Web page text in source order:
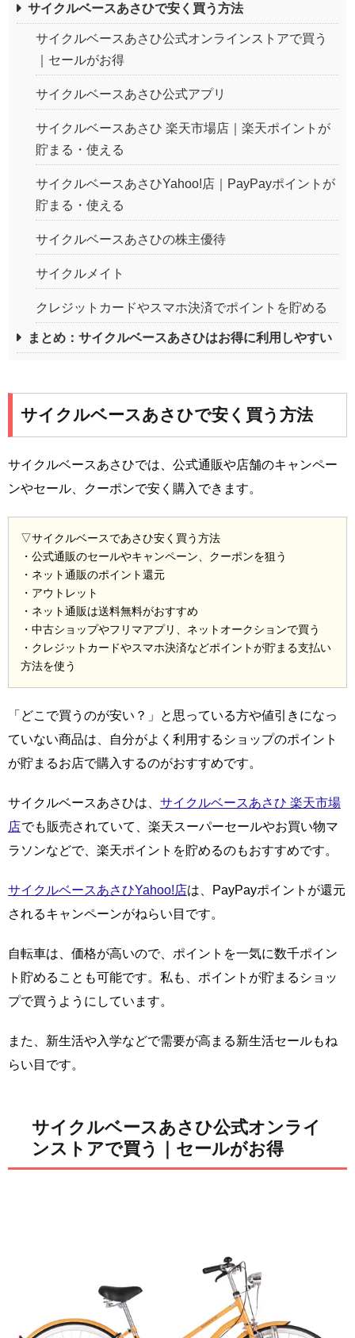
サイクルベースあさひで安く買う方法
サイクルベースあさひ公式オンラインストアで買う
｜セールがお得
サイクルベースあさひ公式アプリ
サイクルベースあさひ 楽天市場店｜楽天ポイントが
貯まる・使える
サイクルベースあさひYahoo!店｜PayPayポイントが
貯まる・使える
サイクルベースあさひの株主優待
サイクルメイト
クレジットカードやスマホ決済でポイントを貯める
まとめ：サイクルベースあさひはお得に利用しやすい
サイクルベースあさひで安く買う方法
サイクルベースあさひでは、公式通販や店舗のキャンペー
ンやセール、クーポンで安く購入できます。
▽サイクルベースであさひ安く買う方法
・公式通販のセールやキャンペーン、クーポンを狙う
・ネット通販のポイント還元
・アウトレット
・ネット通販は送料無料がおすすめ
・中古ショップやフリマアプリ、ネットオークションで買う
・クレジットカードやスマホ決済などポイントが貯まる支払い
方法を使う
「どこで買うのが安い？」と思っている方や値引きになっ
ていない商品は、自分がよく利用するショップのポイント
が貯まるお店で購入するのがおすすめです。
サイクルベースあさひは、 サイクルベースあさひ 楽天市場
店でも販売されていて、楽天スーパーセールやお買い物マ
ラソンなどで、楽天ポイントを貯めるのもおすすめです。
サイクルベースあさひYahoo!店は、PayPayポイントが還元
されるキャンペーンがねらい目です。
自転車は、価格が高いので、ポイントを一気に数千ポイン
ト貯めることも可能です。私も、ポイントが貯まるショッ
プで買うようにしています。
また、新生活や入学などで需要が高まる新生活セールもね
らい目です。
サイクルベースあさひ公式オンライ
ンストアで買う｜セールがお得